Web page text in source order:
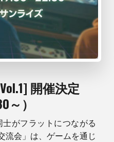
開催決定
～）
がフラットにつながる
流会」は、ゲームを通じ